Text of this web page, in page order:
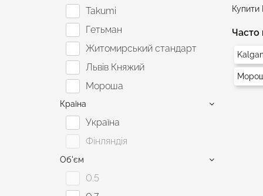
Takumi
Гетьман
Житомирський стандарт
Львів Княжий
Мороша
Президентський стандарт
Пшенична Сльоза
Хортиця
Країна
Україна
Фінляндія
Об'єм
0.5
Купити
Часто